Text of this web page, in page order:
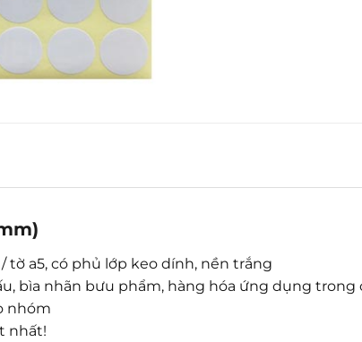
a5, có phủ lớp keo dính, nền trắng
bìa nhãn bưu phẩm, hàng hóa ứng dụng
nhóm
nhất!